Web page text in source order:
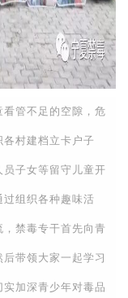
管不足的空隙，危
村建档立卡户子
子女等留守儿童开
过组织各种趣味活
禁毒专干首先向青
带领大家一起学习
加深青少年对毒品